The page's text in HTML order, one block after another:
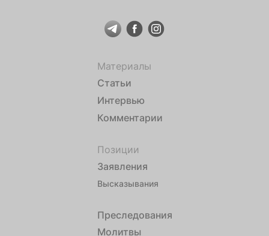
Материалы
Статьи
Интервью
Комментарии
Позиции
Заявления
Высказывания
Преследования
Молитвы